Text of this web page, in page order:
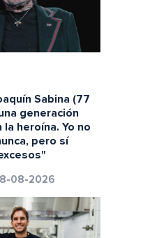
Sabina (77
generación
heroína. Yo no
pero sí
08-2026